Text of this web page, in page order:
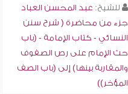
للشيخ: عبد المحسن العباد
جزء من محاضرة ( شرح سنن
النسائي - كتاب الإمامة - (باب
حث الإمام على رص الصفوف
والمقاربة بينها) إلى (باب الصف
المؤخر))